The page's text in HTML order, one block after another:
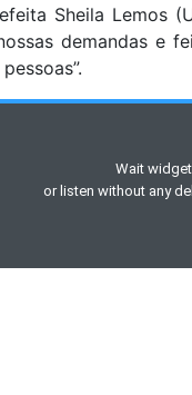
Sheila Lemos
demandas e